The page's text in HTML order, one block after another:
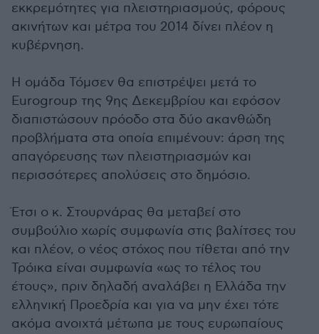
εκκρεμότητες για πλειστηριασμούς, φόρους
ακινήτων και μέτρα του 2014 δίνει πλέον η
κυβέρνηση.
Η ομάδα Τόμσεν θα επιστρέψει μετά το
Eurogroup της 9ης Δεκεμβρίου και εφόσον
διαπιστώσουν πρόοδο στα δύο ακανθώδη
προβλήματα στα οποία επιμένουν: άρση της
απαγόρευσης των πλειστηριασμών και
περισσότερες απολύσεις στο δημόσιο.
Έτσι ο κ. Στουρνάρας θα μεταβεί στο
συμβούλιο χωρίς συμφωνία στις βαλίτσες του
και πλέον, ο νέος στόχος που τίθεται από την
Τρόικα είναι συμφωνία «ως το τέλος του
έτους», πριν δηλαδή αναλάβει η Ελλάδα την
ελληνική Προεδρία και για να μην έχει τότε
ακόμα ανοιχτά μέτωπα με τους ευρωπαίους